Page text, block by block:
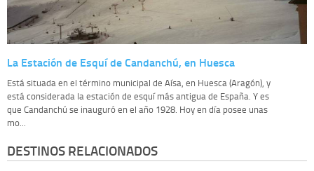
La Estación de Esquí de Candanchú, en Huesca
Está situada en el término municipal de Aísa, en Huesca (Aragón), y
está considerada la estación de esquí más antigua de España. Y es
que Candanchú se inauguró en el año 1928. Hoy en día posee unas
mo...
DESTINOS RELACIONADOS